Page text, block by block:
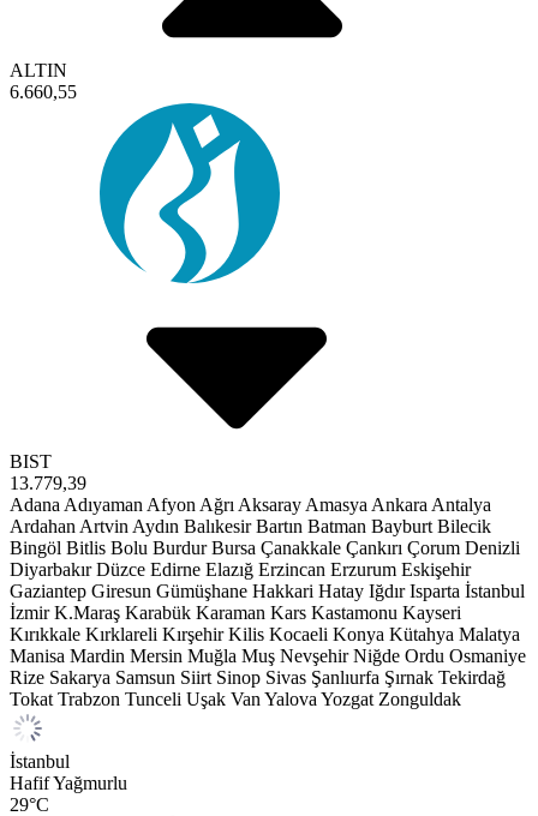
ALTIN
6.660,55
BIST
13.779,39
Adana Adıyaman Afyon Ağrı Aksaray Amasya Ankara Antalya
Ardahan Artvin Aydın Balıkesir Bartın Batman Bayburt Bilecik
Bingöl Bitlis Bolu Burdur Bursa Çanakkale Çankırı Çorum Denizli
Diyarbakır Düzce Edirne Elazığ Erzincan Erzurum Eskişehir
Gaziantep Giresun Gümüşhane Hakkari Hatay Iğdır Isparta İstanbul
İzmir K.Maraş Karabük Karaman Kars Kastamonu Kayseri
Kırıkkale Kırklareli Kırşehir Kilis Kocaeli Konya Kütahya Malatya
Manisa Mardin Mersin Muğla Muş Nevşehir Niğde Ordu Osmaniye
Rize Sakarya Samsun Siirt Sinop Sivas Şanlıurfa Şırnak Tekirdağ
Tokat Trabzon Tunceli Uşak Van Yalova Yozgat Zonguldak
İstanbul
Hafif Yağmurlu
29°C